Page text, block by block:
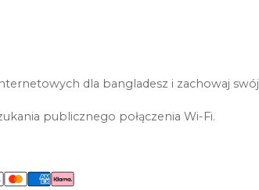
dla bangladesz i zachowaj swój
publicznego połączenia Wi-Fi.